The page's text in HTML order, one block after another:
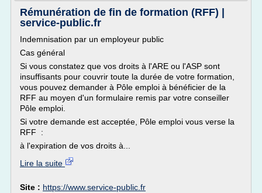
Rémunération de fin de formation (RFF) |
service-public.fr
Indemnisation par un employeur public
Cas général
Si vous constatez que vos droits à l'ARE ou l'ASP sont
insuffisants pour couvrir toute la durée de votre formation,
vous pouvez demander à Pôle emploi à bénéficier de la
RFF au moyen d'un formulaire remis par votre conseiller
Pôle emploi.
Si votre demande est acceptée, Pôle emploi vous verse la
RFF :
à l'expiration de vos droits à...
Lire la suite
Site : https://www.service-public.fr